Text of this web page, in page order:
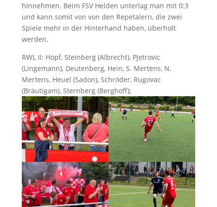
hinnehmen. Beim FSV Helden unterlag man mit 0:3
und kann somit von von den Repetalern, die zwei
Spiele mehr in der Hinterhand haben, überholt
werden.
RWL II: Hopf, Steinberg (Albrecht), Pjetrovic
(Lingemann), Deutenberg, Hein, S. Mertens, N.
Mertens, Heuel (Sadon), Schröder, Rugovac
(Bräutigam), Sternberg (Berghoff);